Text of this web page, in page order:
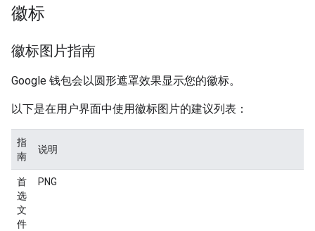
徽标
徽标图片指南
Google 钱包会以圆形遮罩效果显示您的徽标。
以下是在用户界面中使用徽标图片的建议列表：
指
南
说明
首
选
文
件
PNG